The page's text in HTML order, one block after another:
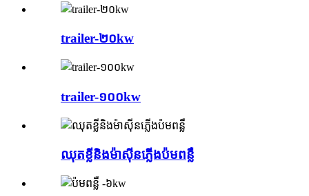
trailer-២០kw
trailer-១០០kw
ឈុតខ្លីនិងម៉ាស៊ីនភ្លើងប៉មពន្លឺ